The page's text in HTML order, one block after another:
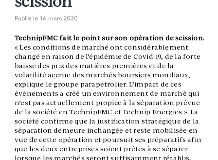
Publié le 16 mars 2020
TechnipFMC fait le point sur son opération de scission.
« Les conditions de marché ont considérablement
changé en raison de l’épidémie de Covid-19, de la forte
baisse des prix des matières premières et de la
volatilité accrue des marchés boursiers mondiaux,
explique le groupe parapétrolier. L’impact de ces
événements a créé un environnement de marché qui
n’est pas actuellement propice à la séparation prévue
de la société en TechnipFMC et Technip Energies ». La
société confirme que la justification stratégique de la
séparation demeure inchangée et reste mobilisée en
vue de cette opération et poursuit ses préparatifs afin
que les deux entreprises soient prêtes à se séparer
lorsque les marchés seront suffisamment rétablis.